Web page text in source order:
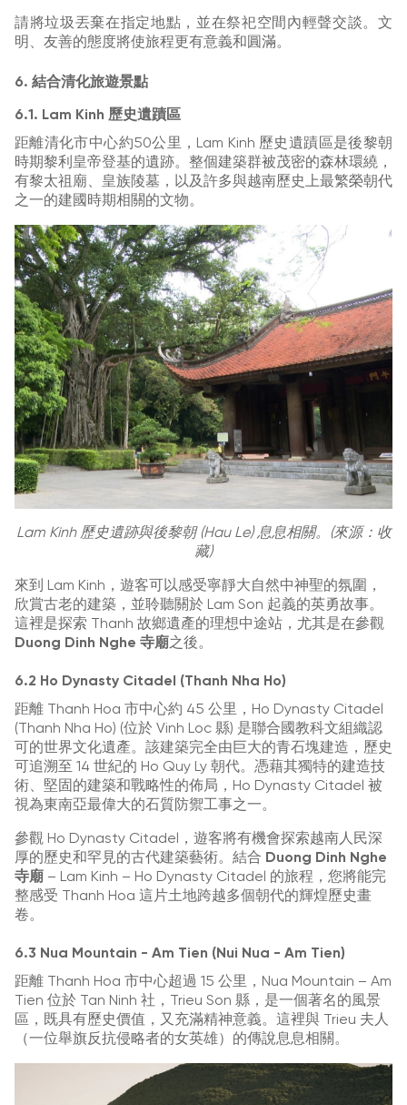
請將垃圾丟棄在指定地點，並在祭祀空間內輕聲交談。文
明、友善的態度將使旅程更有意義和圓滿。
6. 結合清化旅遊景點
6.1. Lam Kinh 歷史遺蹟區
距離清化市中心約50公里，Lam Kinh 歷史遺蹟區是後黎朝
時期黎利皇帝登基的遺跡。整個建築群被茂密的森林環繞，
有黎太祖廟、皇族陵墓，以及許多與越南歷史上最繁榮朝代
之一的建國時期相關的文物。
Lam Kinh 歷史遺跡與後黎朝 (Hau Le) 息息相關。(來源：收
藏)
來到 Lam Kinh，遊客可以感受寧靜大自然中神聖的氛圍，
欣賞古老的建築，並聆聽關於 Lam Son 起義的英勇故事。
這裡是探索 Thanh 故鄉遺產的理想中途站，尤其是在參觀
Duong Dinh Nghe 寺廟之後。
6.2 Ho Dynasty Citadel (Thanh Nha Ho)
距離 Thanh Hoa 市中心約 45 公里，Ho Dynasty Citadel
(Thanh Nha Ho) (位於 Vinh Loc 縣) 是聯合國教科文組織認
可的世界文化遺產。該建築完全由巨大的青石塊建造，歷史
可追溯至 14 世紀的 Ho Quy Ly 朝代。憑藉其獨特的建造技
術、堅固的建築和戰略性的佈局，Ho Dynasty Citadel 被
視為東南亞最偉大的石質防禦工事之一。
參觀 Ho Dynasty Citadel，遊客將有機會探索越南人民深
厚的歷史和罕見的古代建築藝術。結合 Duong Dinh Nghe
寺廟 – Lam Kinh – Ho Dynasty Citadel 的旅程，您將能完
整感受 Thanh Hoa 這片土地跨越多個朝代的輝煌歷史畫
卷。
6.3 Nua Mountain - Am Tien (Nui Nua - Am Tien)
距離 Thanh Hoa 市中心超過 15 公里，Nua Mountain – Am
Tien 位於 Tan Ninh 社，Trieu Son 縣，是一個著名的風景
區，既具有歷史價值，又充滿精神意義。這裡與 Trieu 夫人
（一位舉旗反抗侵略者的女英雄）的傳說息息相關。